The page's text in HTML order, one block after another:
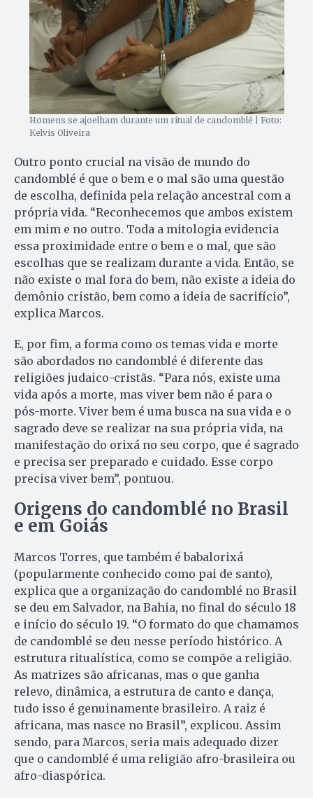
Homens se ajoelham durante um ritual de candomblé | Foto:
Kelvis Oliveira
Outro ponto crucial na visão de mundo do
candomblé é que o bem e o mal são uma questão
de escolha, definida pela relação ancestral com a
própria vida. “Reconhecemos que ambos existem
em mim e no outro. Toda a mitologia evidencia
essa proximidade entre o bem e o mal, que são
escolhas que se realizam durante a vida. Então, se
não existe o mal fora do bem, não existe a ideia do
demônio cristão, bem como a ideia de sacrifício”,
explica Marcos.
E, por fim, a forma como os temas vida e morte
são abordados no candomblé é diferente das
religiões judaico-cristãs. “Para nós, existe uma
vida após a morte, mas viver bem não é para o
pós-morte. Viver bem é uma busca na sua vida e o
sagrado deve se realizar na sua própria vida, na
manifestação do orixá no seu corpo, que é sagrado
e precisa ser preparado e cuidado. Esse corpo
precisa viver bem”, pontuou.
Origens do candomblé no Brasil
e em Goiás
Marcos Torres, que também é babalorixá
(popularmente conhecido como pai de santo),
explica que a organização do candomblé no Brasil
se deu em Salvador, na Bahia, no final do século 18
e início do século 19. “O formato do que chamamos
de candomblé se deu nesse período histórico. A
estrutura ritualística, como se compõe a religião.
As matrizes são africanas, mas o que ganha
relevo, dinâmica, a estrutura de canto e dança,
tudo isso é genuinamente brasileiro. A raiz é
africana, mas nasce no Brasil”, explicou. Assim
sendo, para Marcos, seria mais adequado dizer
que o candomblé é uma religião afro-brasileira ou
afro-diaspórica.